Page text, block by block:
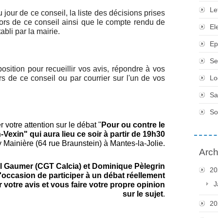
jour de ce conseil, la liste des décisions prises
de ce conseil ainsi que le compte rendu de
par la mairie.
pour recueillir vos avis, répondre à vos
de ce conseil ou par courrier sur l'un de vos
votre attention sur le débat " Pour ou contre le
qui aura lieu ce soir à partir de 19h30
Mainière (64 rue Braunstein) à Mantes-la-Jolie.
(CGT Calcia) et Dominique Pèlegrin
de participer à un débat réellement
avis et vous faire votre propre opinion
sur le sujet.